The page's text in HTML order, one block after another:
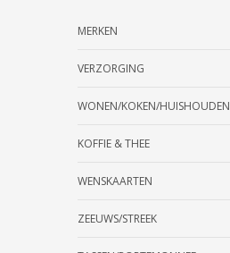
MERKEN
VERZORGING
WONEN/KOKEN/HUISHOUDEN
KOFFIE & THEE
WENSKAARTEN
ZEEUWS/STREEK